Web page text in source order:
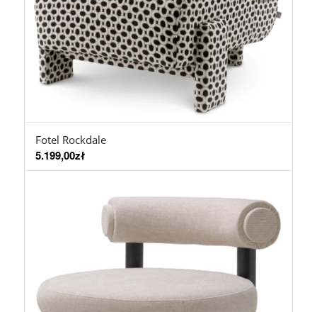
Fotel Rockdale
5.199,00zł